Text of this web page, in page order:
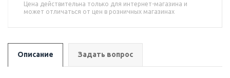
Цена действительна только для интернет-магазина и
может отличаться от цен в розничных магазинах
Описание Задать вопрос